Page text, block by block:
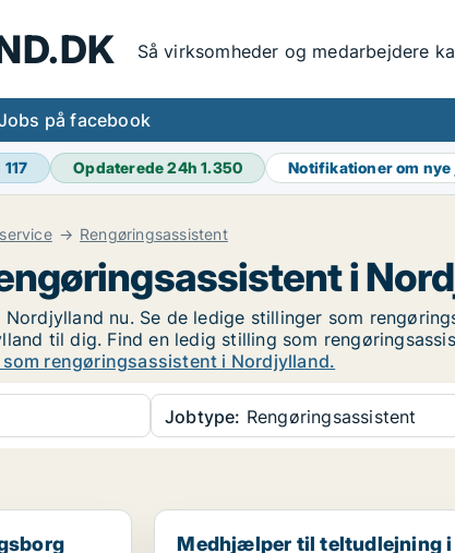
Så virksomheder og medarbejdere
på facebook
117 Opdaterede 24h1.350 Notifikationer om nye
Rengøringsassistent
i
nu. Se de ledige stillinger som
til dig. Find en ledig stilling som
rengøringsassistent i Nordjylland.
Jobtype: Rengøringsassistent
Medhjælper til teltudlejning i Thy
Medhjælper til teltudlejning i